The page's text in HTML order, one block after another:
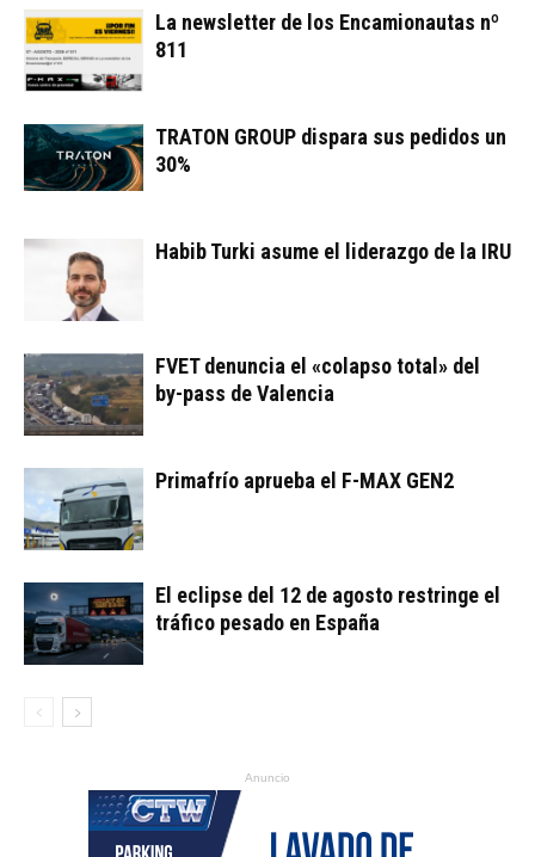
La newsletter de los Encamionautas nº
811
TRATON GROUP dispara sus pedidos un
30%
Habib Turki asume el liderazgo de la IRU
FVET denuncia el «colapso total» del
by-pass de Valencia
Primafrío aprueba el F-MAX GEN2
El eclipse del 12 de agosto restringe el
tráfico pesado en España
Anuncio